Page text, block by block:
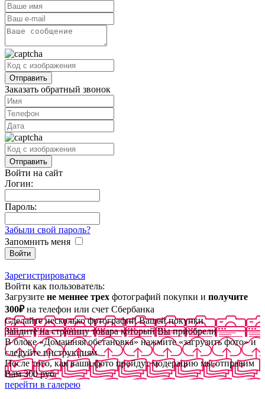
Заказать обратный звонок
Войти на сайт
Логин:
Пароль:
Забыли свой пароль?
Запомнить меня
Зарегистрироваться
Войти как пользователь:
Загрузите не меннее трех фотографий покупки и получите
300₽на телефон или счет Сбербанка
Сделайте несколько фотографий Вашей покупки
Зайдите на страницу товара который Вы приобрели
В блоке «Домашняя обстановка» нажмите «загрузить фото» и
следуйте инструкциям
После того, как ваши фото пройдут модерацию мы отправим
Вам 300 руб
перейти в галерею